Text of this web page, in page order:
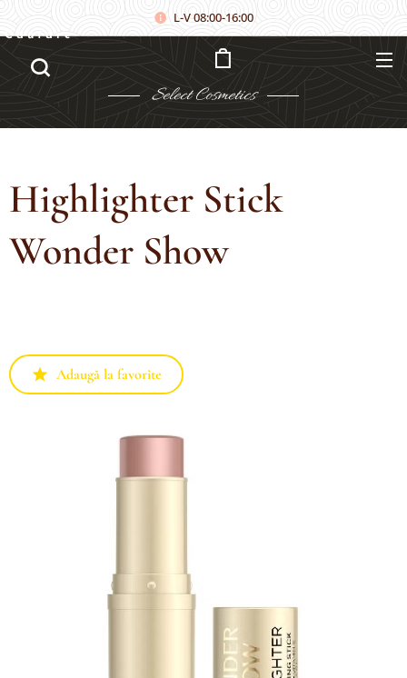
L-V 08:00-16:00
Select Cosmetics
Căutare
Highlighter Stick
Wonder Show
Adaugă la favorite